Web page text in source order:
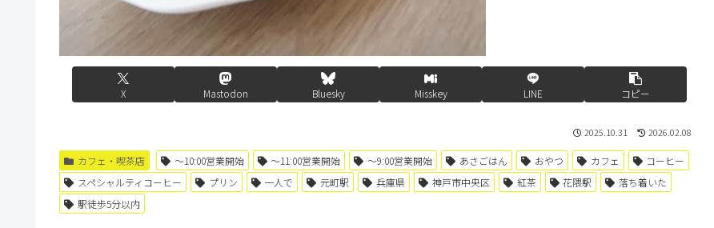
X Mastodon Bluesky Misskey LINE コピー
2025.10.31 2026.02.08
カフェ・喫茶店 〜10:00営業開始 〜11:00営業開始 〜9:00営業開始 あさごはん おやつ カフェ
コーヒー
スペシャルティコーヒー
プリン 一人で 元町駅 兵庫県 神戸市中央区 紅茶 花隈駅
落ち着いた
駅徒歩5分以内